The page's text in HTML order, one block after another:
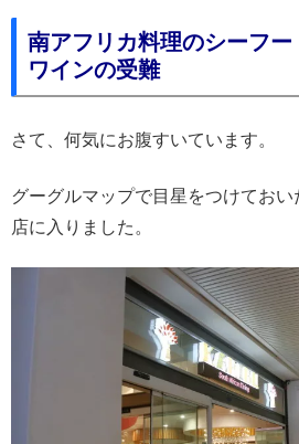
南アフリカ料理のシーフ
ワインの受難
さて、何気にお腹すいています。
グーグルマップで目星をつけてお
店に入りました。